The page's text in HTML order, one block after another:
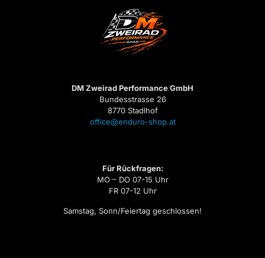
DM Zweirad Performance GmbH
Bundesstrasse 26
8770 Stadlhof
office@enduro-shop.at
Für Rückfragen:
MO – DO 07-15 Uhr
FR 07-12 Uhr
Samstag, Sonn/Feiertag geschlossen!